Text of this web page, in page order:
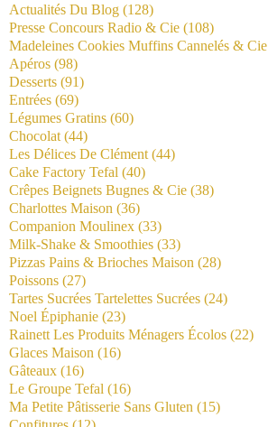
Actualités Du Blog (128)
Presse Concours Radio & Cie (108)
Madeleines Cookies Muffins Cannelés & Cie
Apéros (98)
Desserts (91)
Entrées (69)
Légumes Gratins (60)
Chocolat (44)
Les Délices De Clément (44)
Cake Factory Tefal (40)
Crêpes Beignets Bugnes & Cie (38)
Charlottes Maison (36)
Companion Moulinex (33)
Milk-Shake & Smoothies (33)
Pizzas Pains & Brioches Maison (28)
Poissons (27)
Tartes Sucrées Tartelettes Sucrées (24)
Noel Épiphanie (23)
Rainett Les Produits Ménagers Écolos (22)
Glaces Maison (16)
Gâteaux (16)
Le Groupe Tefal (16)
Ma Petite Pâtisserie Sans Gluten (15)